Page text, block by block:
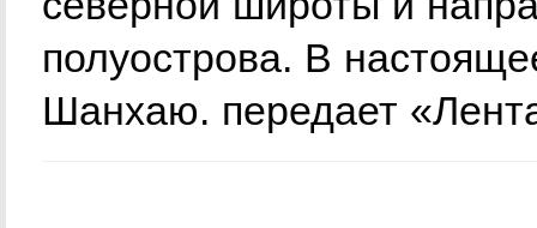
полуострова. В
Шанхаю. передает